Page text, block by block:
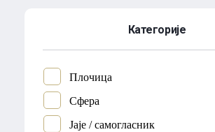
Категорије
Плочица
Сфера
Јаје / самогласник